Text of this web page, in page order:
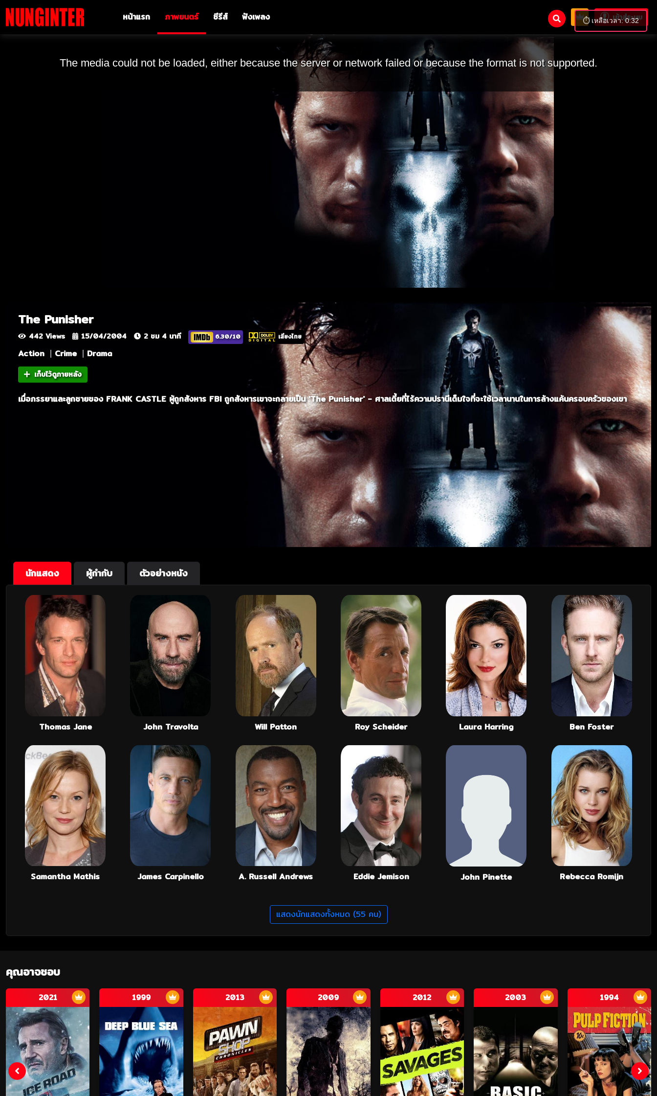
หน้าแรก ภาพยนตร์ ซีรีส์ ฟังเพลง เข้าสู่ระบบ
The media could not be loaded, either because the server or network failed or because the format is not supported.
The Punisher
442 Views 15/04/2004 2 ชม 4 นาที 6.30/10 เสียงไทย
Action Crime Drama
เก็บไว้ดูภายหลัง
เมื่อภรรยาและลูกชายของ FRANK CASTLE ผู้ถูกสังหาร FBI ถูกสังหารเขาจะกลายเป็น 'The Punisher' - ศาลเตี้ยที่ไร้ความปรานีเต็มใจที่จะใช้เวลานานในการล้างแค้นครอบครัวของเขา
นักแสดง ผู้กำกับ ตัวอย่างหนัง
Thomas Jane John Travolta Will Patton Roy Scheider Laura Harring Ben Foster
Samantha Mathis James Carpinello A. Russell Andrews Eddie Jemison John Pinette Rebecca Romijn
แสดงนักแสดงทั้งหมด (55 คน)
คุณอาจชอบ
2021 1999 2013 2009 2012 2003 1994
⏱️ เหลือเวลา: 0:30
⚠️ แจ้งเตือน
คุณดูฟรีได้อีก 30 วินาที
หลังจากนี้จะไปหน้าสมัครสมาชิก